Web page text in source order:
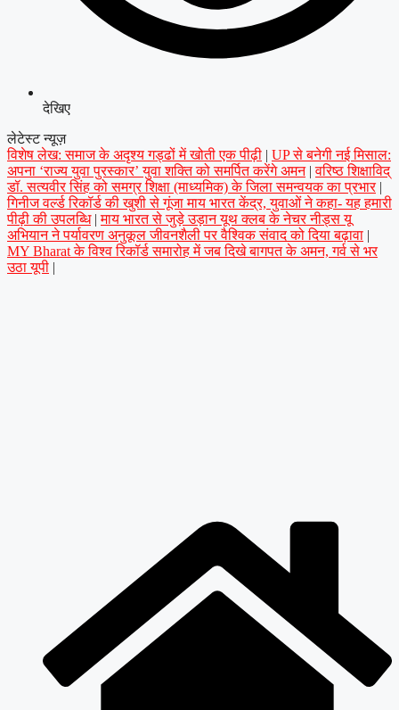
देखिए
लेटेस्ट न्यूज़
विशेष लेख: समाज के अदृश्य गड्ढों में खोती एक पीढ़ी | UP से बनेगी नई मिसाल:
अपना ‘राज्य युवा पुरस्कार’ युवा शक्ति को समर्पित करेंगे अमन | वरिष्ठ शिक्षाविद्
डॉ. सत्यवीर सिंह को समग्र शिक्षा (माध्यमिक) के जिला समन्वयक का प्रभार |
गिनीज वर्ल्ड रिकॉर्ड की खुशी से गूंजा माय भारत केंद्र, युवाओं ने कहा- यह हमारी
पीढ़ी की उपलब्धि | माय भारत से जुड़े उड़ान यूथ क्लब के नेचर नीड्स यू
अभियान ने पर्यावरण अनुकूल जीवनशैली पर वैश्विक संवाद को दिया बढ़ावा |
MY Bharat के विश्व रिकॉर्ड समारोह में जब दिखे बागपत के अमन, गर्व से भर
उठा यूपी |